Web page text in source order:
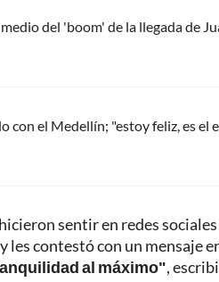
del 'boom' de la llegada de
con el Medellín; "estoy feliz, es el
sentir en redes
contestó con un mensaje
al máximo",